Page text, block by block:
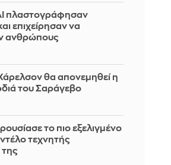
πλαστογράφησαν
επιχείρησαν να
ανθρώπους
θα απονεμηθεί η
του Σαράγεβο
το πιο εξελιγμένο
τεχνητής